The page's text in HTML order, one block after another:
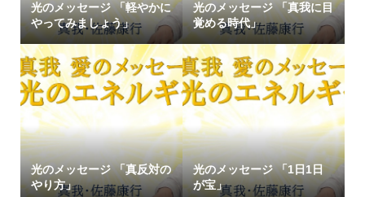
光のメッセージ 「軽やかに
やってみましょう」
光のメッセージ 「真我に目
覚める時代」
光のメッセージ 「真反対の
やり方」
光のメッセージ 「1日1日
が宝」